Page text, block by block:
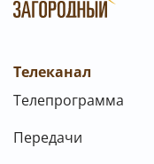
Телеканал
Телепрограмма
Передачи